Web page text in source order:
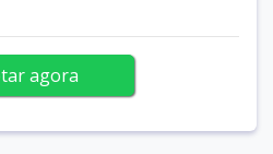
agora